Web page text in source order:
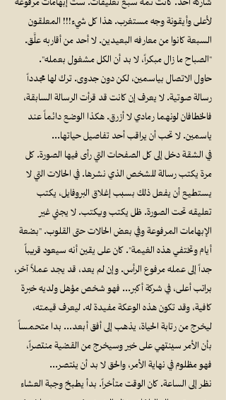
شاركه أحد. كانت ثمة سبع تعليقات. ست إبهامات مرفوعة
لأعلى وأيقونة وجه مستغرب. هذا كل شيء!!! المعلقون
السبعة كانوا من معارفه البعيدين. لا أحد من أقاربه علَّق.
"الصباح ما زال مبكراً، لا بد أن الكل مشغول بعمله".
حاول الاتصال بياسمين، لكن دون جدوى. ترك لها مجدداً
رسالة صوتية. لا يعرف إن كانت قد قرأت الرسالة السابقة،
فالخطافان لونهما رمادي لا أزرق. هكذا الوضع دائماً عند
ياسمين. لا تحب أن يراقب أحد تفاصيل حياتها…
في الشقة دخل إلى كل الصفحات التي رأى فيها الصورة. كل
مرة يكتب رسالة للشخص الذي نشرها. في الحالات التي لا
يستطيع أن يفعل ذلك بسبب إغلاق البروفايل، يكتب
تعليقه تحت الصورة. ظل يكتب ويكتب. لا يجني غير
الإبهامات المرفوعة وفي بعض الحالات حتى القلوب. "بضعة
أيام وتختفي هذه الغيمة". كان على يقين أنه سيعود قريباً
جداً إلى عمله مرفوع الرأس. وإن لم يعد، قد يجد عملاً آخر،
براتب أعلى، في شركة أكبر… فهو شخص مؤهل ولديه خبرة
كافية، وقد تكون هذه الوعكة مفيدة له. ليعرف قيمته،
ليخرج من رتابة الحياة، يذهب إلى أفق أبعد… بدا متحمساً
بأن الأمر سينتهي على خير وسيخرج من القضية منتصراً،
فهو مظلوم في نهاية الأمر، والحق لا بد أن ينتصر…
نظر إلى الساعة. كان الوقت متأخراً. بدأ يطبخ وجبة العشاء